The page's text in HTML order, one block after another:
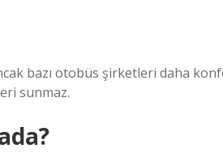
bazı otobüs şirketleri daha
sunmaz.